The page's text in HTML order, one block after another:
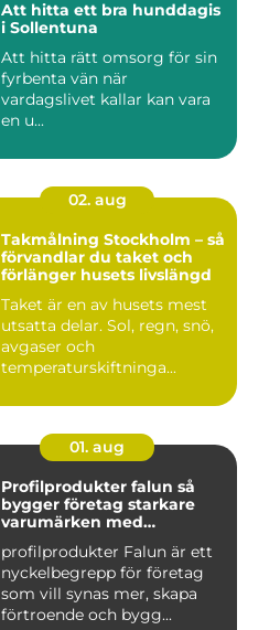
Att hitta ett bra hunddagis
i Sollentuna
Att hitta rätt omsorg för sin
fyrbenta vän när
vardagslivet kallar kan vara
en u...
02. aug
Takmålning Stockholm – så
förvandlar du taket och
förlänger husets livslängd
Taket är en av husets mest
utsatta delar. Sol, regn, snö,
avgaser och
temperaturskiftninga...
01. aug
Profilprodukter falun så
bygger företag starkare
varumärken med
profilprodukter Falun är ett
nyckelbegrepp för företag
som vill synas mer, skapa
förtroende och bygg...